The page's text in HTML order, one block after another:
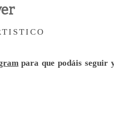
para que podáis seguir